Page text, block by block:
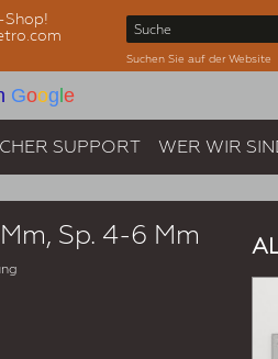
Suchen Sie auf der Website
Goog e
SUPPORT WER WIR
Sp. 4-6 Mm